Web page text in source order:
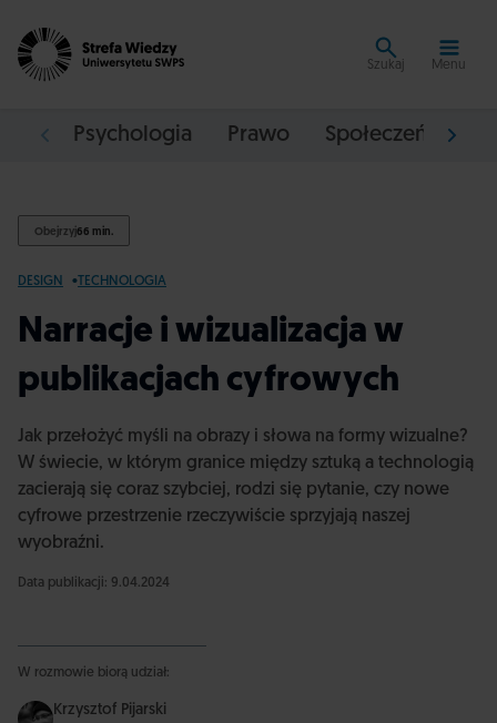
Szukaj Menu
Psychologia Prawo Społeczeństwo
Obejrzyj66 min.
DESIGN TECHNOLOGIA
Narracje i wizualizacja w
publikacjach cyfrowych
Jak przełożyć myśli na obrazy i słowa na formy wizualne?
W świecie, w którym granice między sztuką a technologią
zacierają się coraz szybciej, rodzi się pytanie, czy nowe
cyfrowe przestrzenie rzeczywiście sprzyjają naszej
wyobraźni.
Data publikacji: 9.04.2024
W rozmowie biorą udział:
Krzysztof Pijarski